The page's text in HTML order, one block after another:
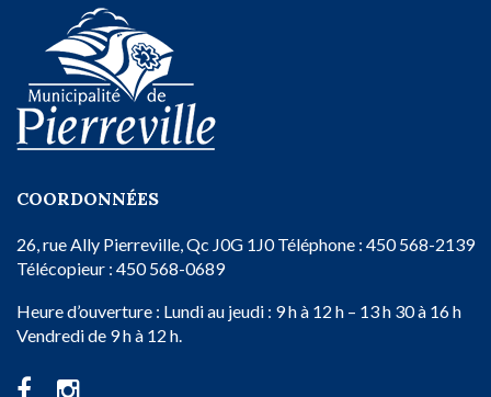
COORDONNÉES
26, rue Ally Pierreville, Qc J0G 1J0Téléphone : 450 568-2139
Télécopieur : 450 568-0689
Heure d’ouverture : Lundi au jeudi : 9 h à 12 h – 13 h 30 à 16 h
Vendredi de 9 h à 12 h.